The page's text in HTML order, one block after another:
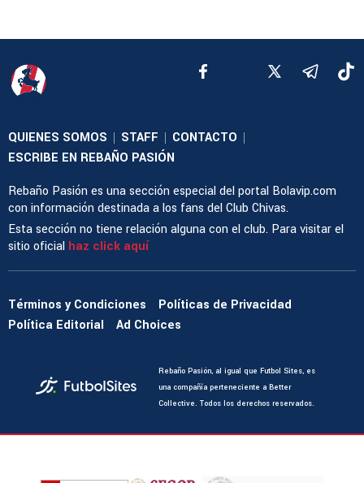
QUIENES SOMOS STAFF CONTACTO
ESCRIBE EN REBAÑO PASIÓN
Rebaño Pasión es una sección especial del portal Bolavip.com
con información destinada a los fans del Club Chivas.
Esta sección no tiene relación alguna con el club. Para visitar el
sitio oficial haz click aquí
Términos y Condiciones
Políticas de Privacidad
Política Editorial
Ad Choices
Rebaño Pasión, al igual que Futbol Sites, es
una compañía perteneciente a Better
Collective. Todos los derechos reservados.